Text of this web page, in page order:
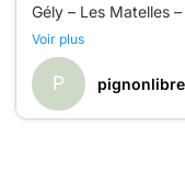
Gély – Les Matelles
Tréviers – Valflaunès
Martin de Londres –
Voir plus
P